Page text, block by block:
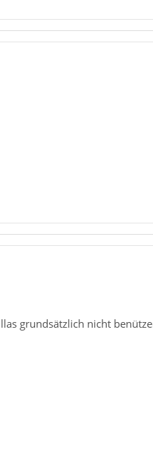
grundsätzlich nicht